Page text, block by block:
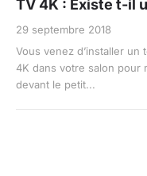
TV 4K : Existe t-il
29 septembre 2018
Vous venez d’installer
4K dans votre salon pour
devant le petit...